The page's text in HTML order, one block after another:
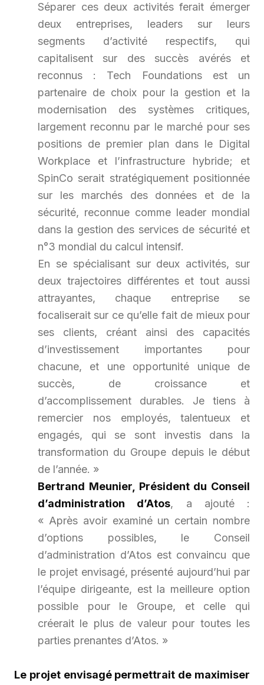
Séparer ces deux activités ferait émerger
deux entreprises, leaders sur leurs
segments d’activité respectifs, qui
capitalisent sur des succès avérés et
reconnus : Tech Foundations est un
partenaire de choix pour la gestion et la
modernisation des systèmes critiques,
largement reconnu par le marché pour ses
positions de premier plan dans le Digital
Workplace et l’infrastructure hybride; et
SpinCo serait stratégiquement positionnée
sur les marchés des données et de la
sécurité, reconnue comme leader mondial
dans la gestion des services de sécurité et
n°3 mondial du calcul intensif.
En se spécialisant sur deux activités, sur
deux trajectoires différentes et tout aussi
attrayantes, chaque entreprise se
focaliserait sur ce qu’elle fait de mieux pour
ses clients, créant ainsi des capacités
d’investissement importantes pour
chacune, et une opportunité unique de
succès, de croissance et
d’accomplissement durables. Je tiens à
remercier nos employés, talentueux et
engagés, qui se sont investis dans la
transformation du Groupe depuis le début
de l’année. »
Bertrand Meunier, Président du Conseil
d’administration d’Atos, a ajouté :
« Après avoir examiné un certain nombre
d’options possibles, le Conseil
d’administration d’Atos est convaincu que
le projet envisagé, présenté aujourd’hui par
l’équipe dirigeante, est la meilleure option
possible pour le Groupe, et celle qui
créerait le plus de valeur pour toutes les
parties prenantes d’Atos. »
Le projet envisagé permettrait de maximiser